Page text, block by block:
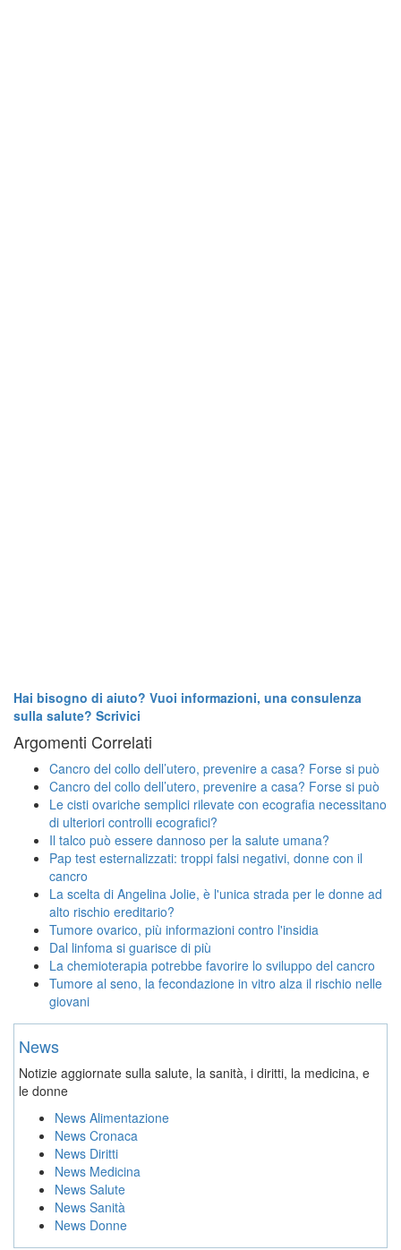
Hai bisogno di aiuto? Vuoi informazioni, una consulenza
sulla salute? Scrivici
Argomenti Correlati
Cancro del collo dell’utero, prevenire a casa? Forse si può
Cancro del collo dell’utero, prevenire a casa? Forse si può
Le cisti ovariche semplici rilevate con ecografia necessitano
di ulteriori controlli ecografici?
Il talco può essere dannoso per la salute umana?
Pap test esternalizzati: troppi falsi negativi, donne con il
cancro
La scelta di Angelina Jolie, è l'unica strada per le donne ad
alto rischio ereditario?
Tumore ovarico, più informazioni contro l'insidia
Dal linfoma si guarisce di più
La chemioterapia potrebbe favorire lo sviluppo del cancro
Tumore al seno, la fecondazione in vitro alza il rischio nelle
giovani
News
Notizie aggiornate sulla salute, la sanità, i diritti, la medicina, e
le donne
News Alimentazione
News Cronaca
News Diritti
News Medicina
News Salute
News Sanità
News Donne